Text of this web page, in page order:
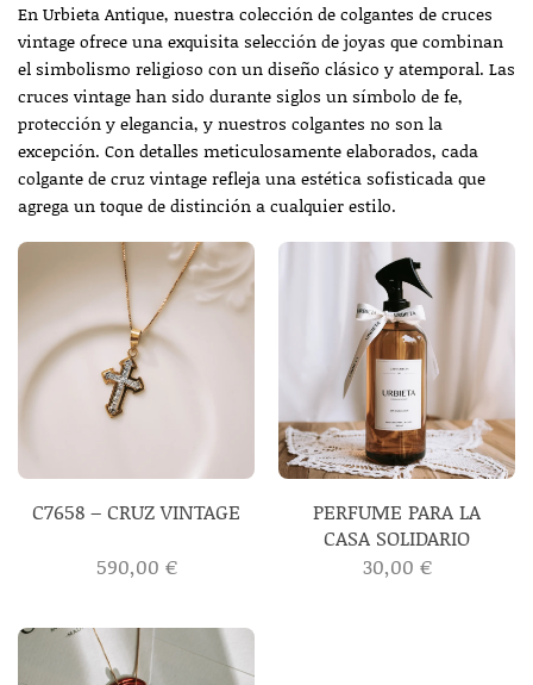
En Urbieta Antique, nuestra colección de colgantes de cruces
vintage ofrece una exquisita selección de joyas que combinan
el simbolismo religioso con un diseño clásico y atemporal. Las
cruces vintage han sido durante siglos un símbolo de fe,
protección y elegancia, y nuestros colgantes no son la
excepción. Con detalles meticulosamente elaborados, cada
colgante de cruz vintage refleja una estética sofisticada que
agrega un toque de distinción a cualquier estilo.
C7658 – CRUZ VINTAGE
590,00 €
PERFUME PARA LA
CASA SOLIDARIO
30,00 €